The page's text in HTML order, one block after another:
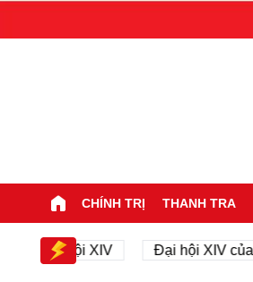
CHÍNH TRỊ THANH TRA
hội XIV Đại hội XIV của Đảng